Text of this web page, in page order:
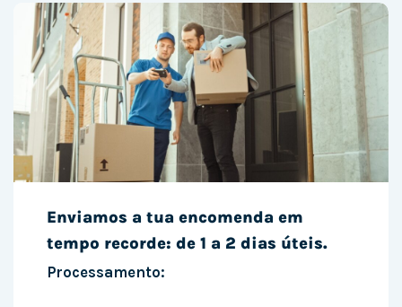
Enviamos a tua encomenda em
tempo recorde: de 1 a 2 dias úteis.
Processamento: